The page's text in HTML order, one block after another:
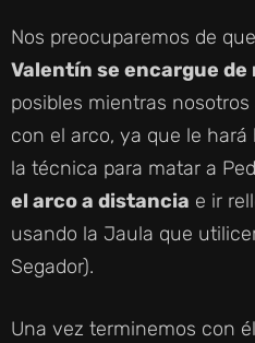
Nos preocuparemos de
Valentín se encargue
posibles mientras
con el arco, ya que le
la técnica para matar a
el arco a distancia e ir
usando la Jaula que
Segador).
Una vez terminemos con